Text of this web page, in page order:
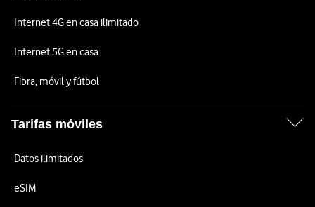
Internet 4G en casa ilimitado
Internet 5G en casa
Fibra, móvil y fútbol
Tarifas móviles
Datos ilimitados
eSIM